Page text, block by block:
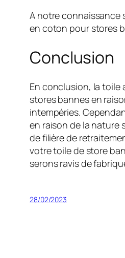
A notre connaissance
en coton pour stores
Conclusion
En conclusion, la toile
stores bannes en
intempéries.
en raison de la nature
de filière de
votre toile de store
serons ravis de
28/02/2023